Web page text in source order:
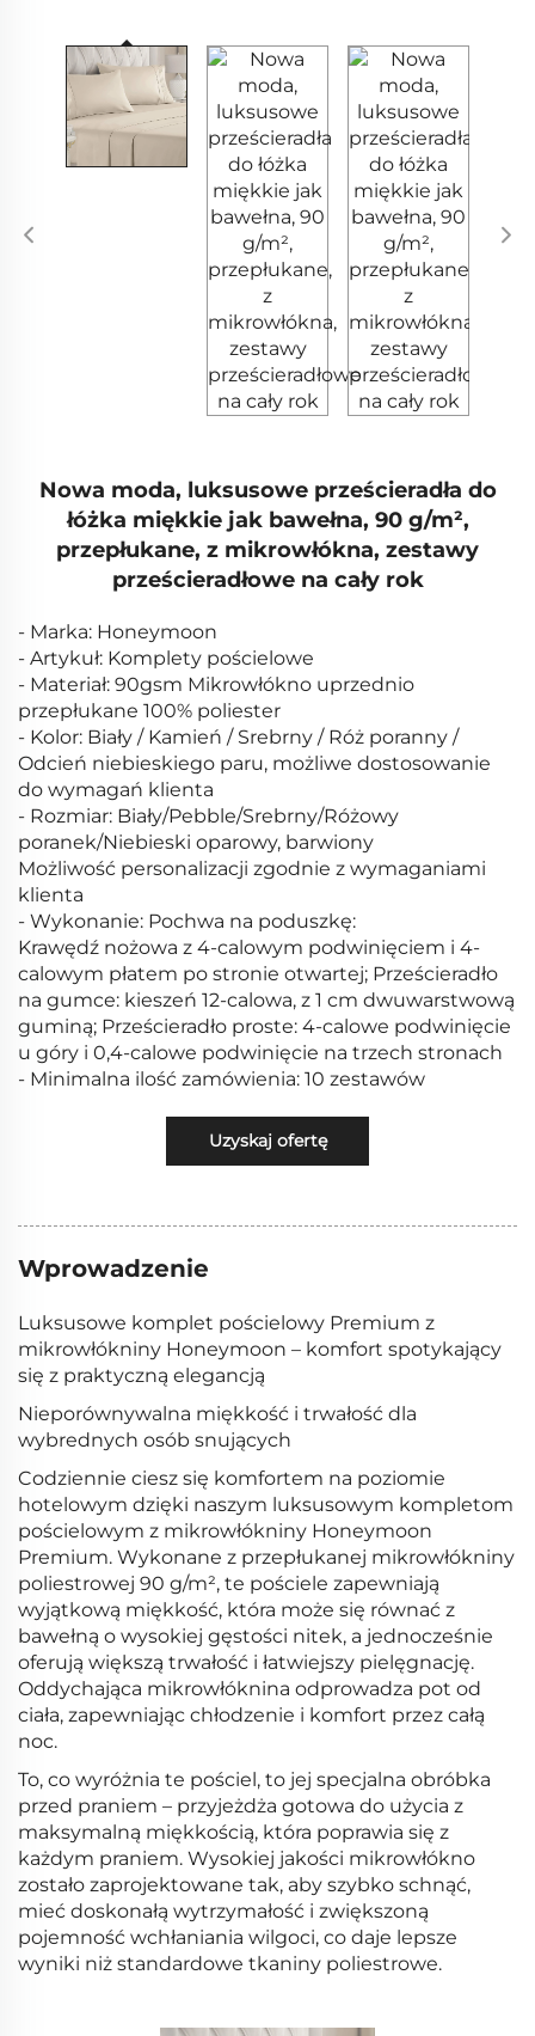
Nowa moda, luksusowe prześcieradła do
łóżka miękkie jak bawełna, 90 g/m²,
przepłukane, z mikrowłókna, zestawy
prześcieradłowe na cały rok
- Marka: Honeymoon
- Artykuł: Komplety pościelowe
- Materiał: 90gsm Mikrowłókno uprzednio
przepłukane 100% poliester
- Kolor: Biały / Kamień / Srebrny / Róż poranny /
Odcień niebieskiego paru, możliwe dostosowanie
do wymagań klienta
- Rozmiar: Biały/Pebble/Srebrny/Różowy
poranek/Niebieski oparowy, barwiony
Możliwość personalizacji zgodnie z wymaganiami
klienta
- Wykonanie: Pochwa na poduszkę:
Krawędź nożowa z 4-calowym podwinięciem i 4-
calowym płatem po stronie otwartej; Prześcieradło
na gumce: kieszeń 12-calowa, z 1 cm dwuwarstwową
guminą; Prześcieradło proste: 4-calowe podwinięcie
u góry i 0,4-calowe podwinięcie na trzech stronach
- Minimalna ilość zamówienia: 10 zestawów
Uzyskaj ofertę
Wprowadzenie
Luksusowe komplet pościelowy Premium z
mikrowłókniny Honeymoon – komfort spotykający
się z praktyczną elegancją
Nieporównywalna miękkość i trwałość dla
wybrednych osób snujących
Codziennie ciesz się komfortem na poziomie
hotelowym dzięki naszym luksusowym kompletom
pościelowym z mikrowłókniny Honeymoon
Premium. Wykonane z przepłukanej mikrowłókniny
poliestrowej 90 g/m², te pościele zapewniają
wyjątkową miękkość, która może się równać z
bawełną o wysokiej gęstości nitek, a jednocześnie
oferują większą trwałość i łatwiejszy pielęgnację.
Oddychająca mikrowłóknina odprowadza pot od
ciała, zapewniając chłodzenie i komfort przez całą
noc.
To, co wyróżnia te pościel, to jej specjalna obróbka
przed praniem – przyjeżdża gotowa do użycia z
maksymalną miękkością, która poprawia się z
każdym praniem. Wysokiej jakości mikrowłókno
zostało zaprojektowane tak, aby szybko schnąć,
mieć doskonałą wytrzymałość i zwiększoną
pojemność wchłaniania wilgoci, co daje lepsze
wyniki niż standardowe tkaniny poliestrowe.